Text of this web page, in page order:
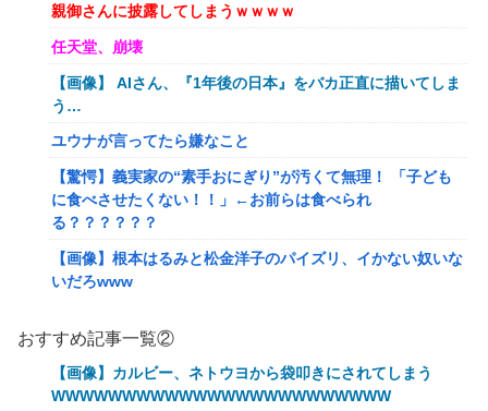
親御さんに披露してしまうｗｗｗｗ
任天堂、崩壊
【画像】 AIさん、『1年後の日本』をバカ正直に描いてしま
う…
ユウナが言ってたら嫌なこと
【驚愕】義実家の“素手おにぎり”が汚くて無理！ 「子ども
に食べさせたくない！！」←お前らは食べられ
る？？？？？？
【画像】根本はるみと松金洋子のパイズリ、イかない奴いな
いだろwww
んの隣あいてんじゃん！座ったろ！」→結果w w w w w w
w w
【画像】闇バイトで無期懲役になってしまった若者さん、お
おすすめ記事一覧②
【画像】カルビー、ネトウヨから袋叩きにされてしまう
WWWWWWWWWWWWWWWWWWWWWWWW